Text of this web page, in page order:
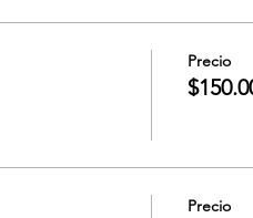
Precio
Precio